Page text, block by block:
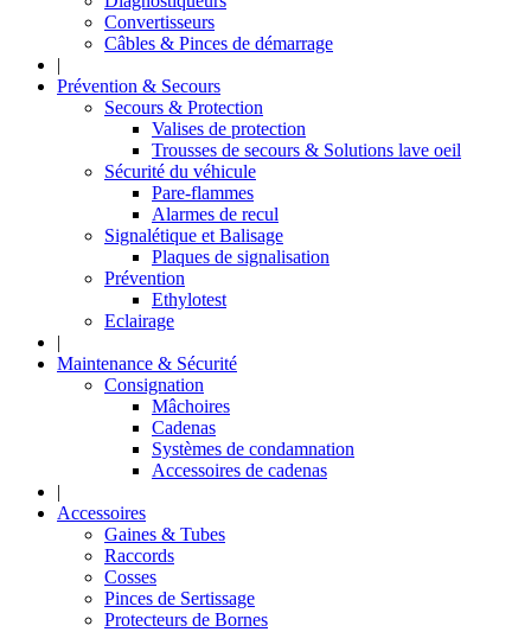
Convertisseurs
Câbles & Pinces de démarrage
|
Prévention & Secours
Secours & Protection
Valises de protection
Trousses de secours & Solutions lave oeil
Sécurité du véhicule
Pare-flammes
Alarmes de recul
Signalétique et Balisage
Plaques de signalisation
Prévention
Ethylotest
Eclairage
|
Maintenance & Sécurité
Consignation
Mâchoires
Cadenas
Systèmes de condamnation
Accessoires de cadenas
|
Accessoires
Gaines & Tubes
Raccords
Cosses
Pinces de Sertissage
Protecteurs de Bornes